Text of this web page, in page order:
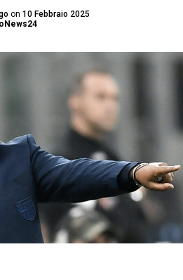
on 10 Febbraio 2025